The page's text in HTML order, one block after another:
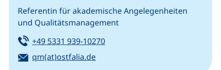
Referentin für akademische Angelegenheiten
und Qualitätsmanagement
Tel:
+49 5331 939-10270(startet einen Telefonanruf,
E-Mail:
qm(at)ostfalia.de(öffnet Ihr E-Mail-Programm)